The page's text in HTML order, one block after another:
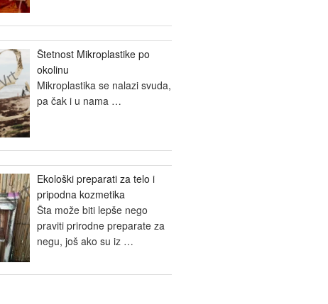
Štetnost Mikroplastike po
okolinu
Mikroplastika se nalazi svuda,
pa čak i u nama …
Ekološki preparati za telo i
pripodna kozmetika
Šta može biti lepše nego
praviti prirodne preparate za
negu, još ako su iz …